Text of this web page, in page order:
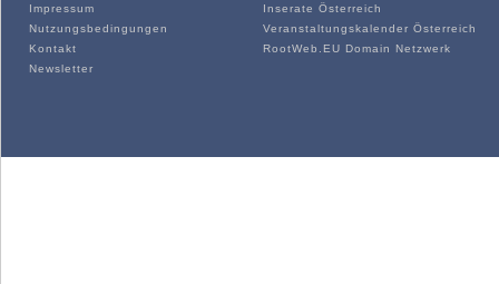
Impressum
Nutzungsbedingungen
Kontakt
Newsletter
Inserate Österreich
Veranstaltungskalender Österreich
RootWeb.EU Domain Netzwerk